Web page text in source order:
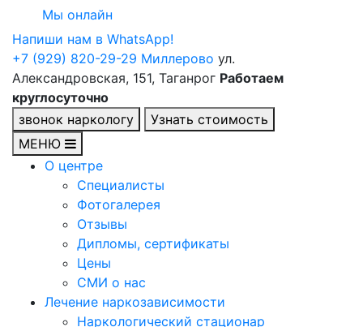
Мы онлайн
Напиши нам в WhatsApp!
+7 (929) 820-29-29 Миллерово ул.
Александровская, 151, Таганрог Работаем
круглосуточно
звонок наркологу
Узнать стоимость
МЕНЮ
О центре
Специалисты
Фотогалерея
Отзывы
Дипломы, сертификаты
Цены
СМИ о нас
Лечение наркозависимости
Наркологический стационар